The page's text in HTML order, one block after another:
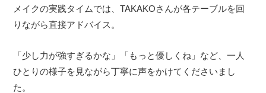
メイクの実践タイムでは、TAKAKOさんが各テーブルを回
りながら直接アドバイス。
「少し力が強すぎるかな」「もっと優しくね」など、一人
ひとりの様子を見ながら丁寧に声をかけてくださいまし
た。